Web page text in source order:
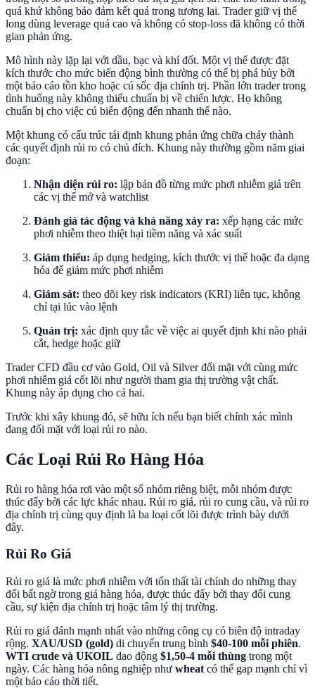
quá khứ không bảo đảm kết quả trong tương lai. Trader giữ vị thế
long dùng leverage quá cao và không có stop-loss đã không có thời
gian phản ứng.
Mô hình này lặp lại với dầu, bạc và khí đốt. Một vị thế được đặt
kích thước cho mức biến động bình thường có thể bị phá hủy bởi
một báo cáo tồn kho hoặc cú sốc địa chính trị. Phần lớn trader trong
tình huống này không thiếu chuẩn bị về chiến lược. Họ không
chuẩn bị cho việc cú biến động đến nhanh thế nào.
Một khung có cấu trúc tái định khung phản ứng chữa cháy thành
các quyết định rủi ro có chủ đích. Khung này thường gồm năm giai
đoạn:
Nhận diện rủi ro: lập bản đồ từng mức phơi nhiễm giá trên
các vị thế mở và watchlist
Đánh giá tác động và khả năng xảy ra: xếp hạng các mức
phơi nhiễm theo thiệt hại tiềm năng và xác suất
Giảm thiểu: áp dụng hedging, kích thước vị thế hoặc đa dạng
hóa để giảm mức phơi nhiễm
Giám sát: theo dõi key risk indicators (KRI) liên tục, không
chỉ tại lúc vào lệnh
Quản trị: xác định quy tắc về việc ai quyết định khi nào phải
cắt, hedge hoặc giữ
Trader CFD đầu cơ vào Gold, Oil và Silver đối mặt với cùng mức
phơi nhiễm giá cốt lõi như người tham gia thị trường vật chất.
Khung này áp dụng cho cả hai.
Trước khi xây khung đó, sẽ hữu ích nếu bạn biết chính xác mình
đang đối mặt với loại rủi ro nào.
Các Loại Rủi Ro Hàng Hóa
Rủi ro hàng hóa rơi vào một số nhóm riêng biệt, mỗi nhóm được
thúc đẩy bởi các lực khác nhau. Rủi ro giá, rủi ro cung cầu, và rủi ro
địa chính trị cùng quy định là ba loại cốt lõi được trình bày dưới
đây.
Rủi Ro Giá
Rủi ro giá là mức phơi nhiễm với tổn thất tài chính do những thay
đổi bất ngờ trong giá hàng hóa, được thúc đẩy bởi thay đổi cung
cầu, sự kiện địa chính trị hoặc tâm lý thị trường.
Rủi ro giá đánh mạnh nhất vào những công cụ có biên độ intraday
rộng. XAU/USD (gold) di chuyển trung bình $40-100 mỗi phiên.
WTI crude và UKOIL dao động $1,50-4 mỗi thùng trong một
ngày. Các hàng hóa nông nghiệp như wheat có thể gap mạnh chỉ vì
một báo cáo thời tiết.